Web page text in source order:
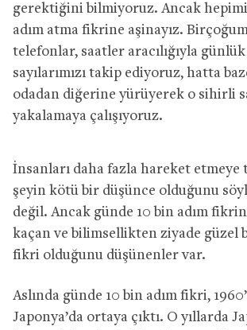
gerektiğini bilmiyoruz. Ancak
adım atma fikrine aşinayız.
telefonlar, saatler aracılığıyla günlük
sayılarımızı takip ediyoruz, hatta
odadan diğerine yürüyerek o sihirli
yakalamaya çalışıyoruz.
İnsanları daha fazla hareket etmeye
şeyin kötü bir düşünce olduğunu
değil. Ancak günde 10 bin adım
kaçan ve bilimsellikten ziyade güzel
fikri olduğunu düşünenler var.
Aslında günde 10 bin adım fikri,
Japonya’da ortaya çıktı. O yıllarda